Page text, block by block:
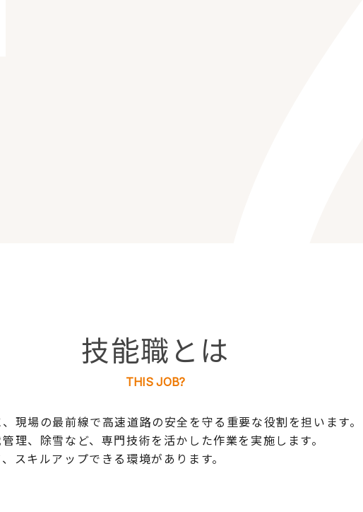
技能職とは
THIS JOB?
現場の最前線で高速道路の安全を守る重要な役割を担います。
理、除雪など、専門技術を活かした作業を実施します。
スキルアップできる環境があります。